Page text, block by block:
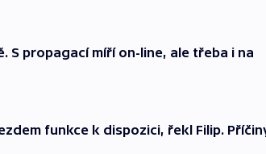
S propagací míří on-line, ale třeba i na
funkce k dispozici, řekl Filip.